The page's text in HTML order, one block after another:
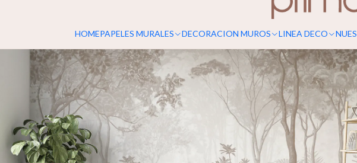
HOMEPAPELES MURALES DECORACION MUROS LINEA DECO